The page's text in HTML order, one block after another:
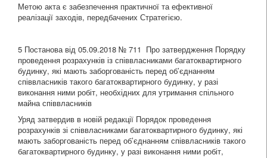
Метою акта є забезпечення практичної та ефективної
реалізації заходів, передбачених Стратегією.
5 Постанова від 05.09.2018 № 711 Про затвердження Порядку
проведення розрахунків із співвласниками багатоквартирного
будинку, які мають заборгованість перед об’єднанням
співвласників такого багатоквартирного будинку, у разі
виконання ними робіт, необхідних для утримання спільного
майна співвласників
Уряд затвердив в новій редакції Порядок проведення
розрахунків зі співвласниками багатоквартирного будинку, які
мають заборгованість перед об’єднанням співвласників такого
багатоквартирного будинку, у разі виконання ними робіт,